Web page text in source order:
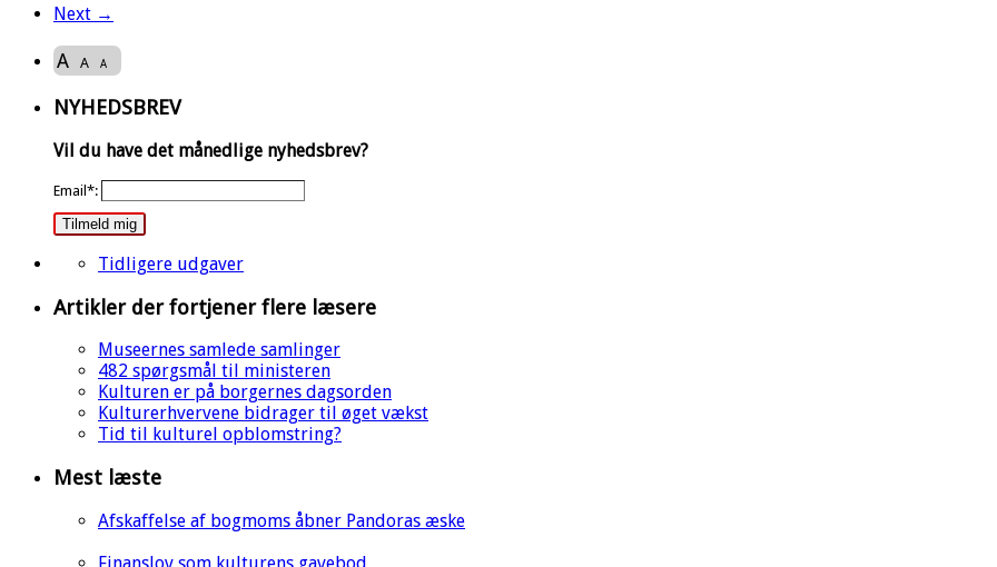
Next →
A A A
NYHEDSBREV
Vil du have det månedlige nyhedsbrev?
Email*:
Tilmeld mig
Tidligere udgaver
Artikler der fortjener flere læsere
Museernes samlede samlinger
482 spørgsmål til ministeren
Kulturen er på borgernes dagsorden
Kulturerhvervene bidrager til øget vækst
Tid til kulturel opblomstring?
Mest læste
Afskaffelse af bogmoms åbner Pandoras æske